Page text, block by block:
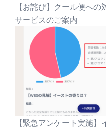
【お詫び】クール便へ
サービスのご案内
【緊急アンケート実施